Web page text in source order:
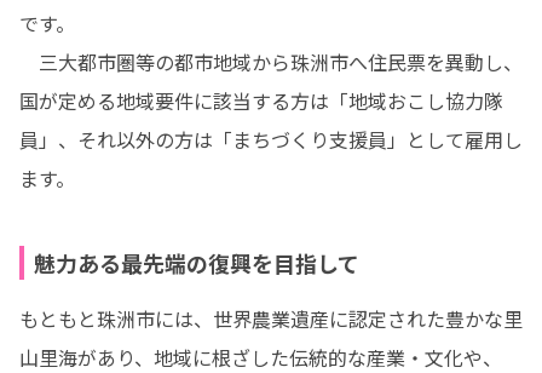
です。
三大都市圏等の都市地域から珠洲市へ住民票を異動し、
国が定める地域要件に該当する方は「地域おこし協力隊
員」、それ以外の方は「まちづくり支援員」として雇用し
ます。
魅力ある最先端の復興を目指して
もともと珠洲市には、世界農業遺産に認定された豊かな里
山里海があり、地域に根ざした伝統的な産業・文化や、